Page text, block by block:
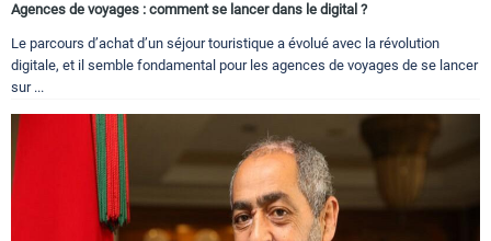
Agences de voyages : comment se lancer dans le digital ?
Le parcours d’achat d’un séjour touristique a évolué avec la révolution
digitale, et il semble fondamental pour les agences de voyages de se lancer
sur ...